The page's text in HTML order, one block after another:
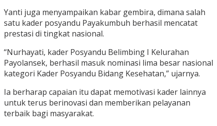
Yanti juga menyampaikan kabar gembira, dimana salah
satu kader posyandu Payakumbuh berhasil mencatat
prestasi di tingkat nasional.
“Nurhayati, kader Posyandu Belimbing I Kelurahan
Payolansek, berhasil masuk nominasi lima besar nasional
kategori Kader Posyandu Bidang Kesehatan,” ujarnya.
Ia berharap capaian itu dapat memotivasi kader lainnya
untuk terus berinovasi dan memberikan pelayanan
terbaik bagi masyarakat.